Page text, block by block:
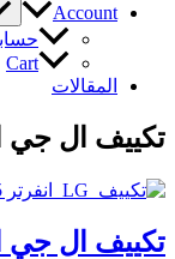
Account
Cart
المقالات
تكييف ال جي انفرتر 1.5
تكييف ال جي انفرتر 1.5